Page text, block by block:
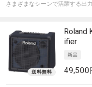
さまざまなシーンで活躍する出
Roland
ifier
49,500